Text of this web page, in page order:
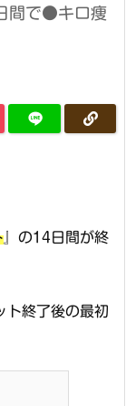
間で●キロ痩
』の14日間が終
ト終了後の最初